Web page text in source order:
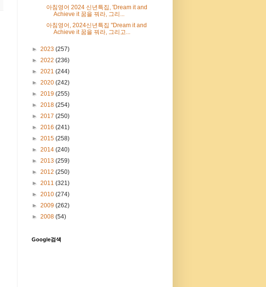
아침영어 2024 신년특집, 'Dream it and
Achieve it 꿈을 꿔라, 그리...
아침영어, 2024신년특집 "Dream it and
Achieve it 꿈을 꿔라, 그리고...
► 2023 (257)
► 2022 (236)
► 2021 (244)
► 2020 (242)
► 2019 (255)
► 2018 (254)
► 2017 (250)
► 2016 (241)
► 2015 (258)
► 2014 (240)
► 2013 (259)
► 2012 (250)
► 2011 (321)
► 2010 (274)
► 2009 (262)
► 2008 (54)
Google검색